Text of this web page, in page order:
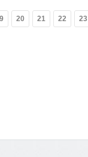
20 21 22 23